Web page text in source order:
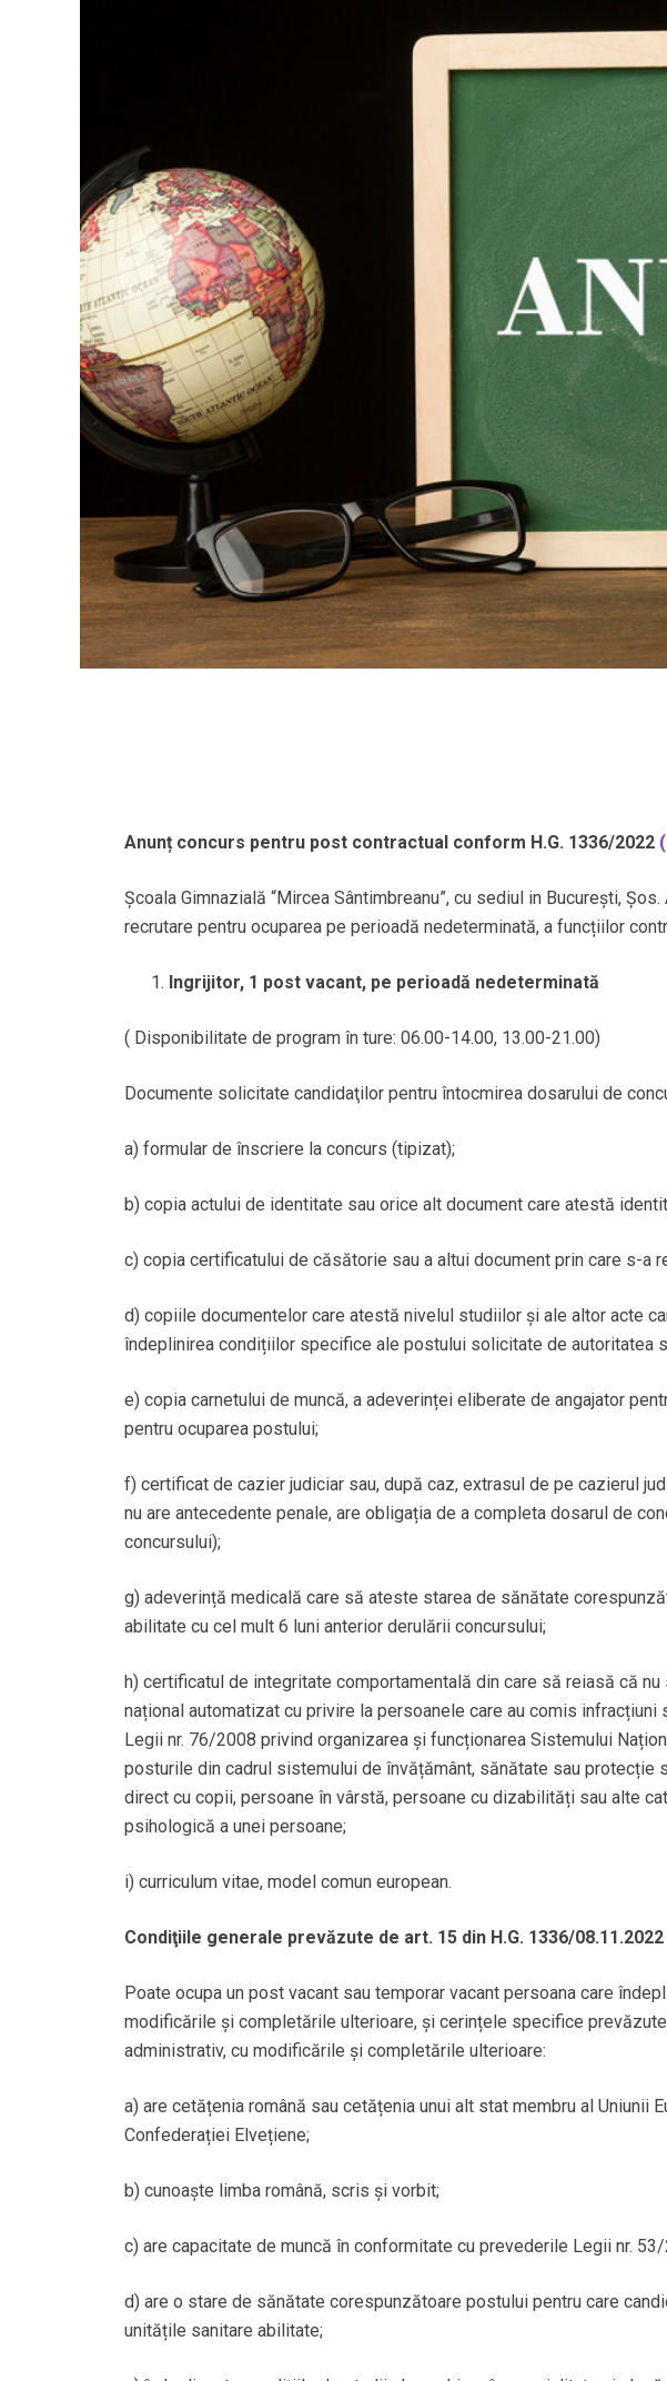
Anunț concurs pentru post contractual conform H.G. 1336/2022
Școala Gimnazială “Mircea Sântimbreanu”, cu sediul in București,
recrutare pentru ocuparea pe perioadă nedeterminată, a funcțiilor
Ingrijitor, 1 post vacant, pe perioadă nedeterminată
( Disponibilitate de program în ture: 06.00-14.00, 13.00-21.00)
Documente solicitate candidaţilor pentru întocmirea dosarului de
a) formular de înscriere la concurs (tipizat);
b) copia actului de identitate sau orice alt document care atestă
c) copia certificatului de căsătorie sau a altui document prin care s-a
d) copiile documentelor care atestă nivelul studiilor și ale altor acte
îndeplinirea condițiilor specifice ale postului solicitate de autoritatea
e) copia carnetului de muncă, a adeverinței eliberate de angajator
pentru ocuparea postului;
f) certificat de cazier judiciar sau, după caz, extrasul de pe cazierul
nu are antecedente penale, are obligația de a completa dosarul de
concursului);
g) adeverință medicală care să ateste starea de sănătate
abilitate cu cel mult 6 luni anterior derulării concursului;
h) certificatul de integritate comportamentală din care să reiasă că
național automatizat cu privire la persoanele care au comis
Legii nr. 76/2008 privind organizarea și funcționarea Sistemului
posturile din cadrul sistemului de învățământ, sănătate sau
direct cu copii, persoane în vârstă, persoane cu dizabilități sau alte
psihologică a unei persoane;
i) curriculum vitae, model comun european.
Condiţiile generale prevăzute de art. 15 din H.G. 1336/08.11.2022
Poate ocupa un post vacant sau temporar vacant persoana care
modificările și completările ulterioare, și cerințele specifice
administrativ, cu modificările și completările ulterioare:
a) are cetățenia română sau cetățenia unui alt stat membru al Uniunii
Confederației Elvețiene;
b) cunoaște limba română, scris și vorbit;
c) are capacitate de muncă în conformitate cu prevederile Legii nr.
d) are o stare de sănătate corespunzătoare postului pentru care
unitățile sanitare abilitate;